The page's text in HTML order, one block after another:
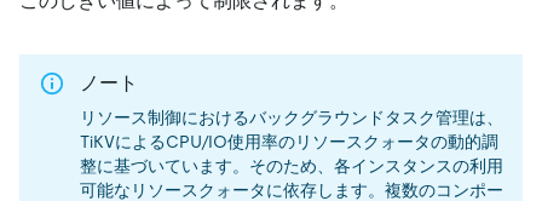
ノート
リソース制御におけるバックグラウンドタスク管理は、
TiKVによるCPU/IO使用率のリソースクォータの動的調
整に基づいています。そのため、各インスタンスの利用
可能なリソースクォータに依存します。複数のコンポー